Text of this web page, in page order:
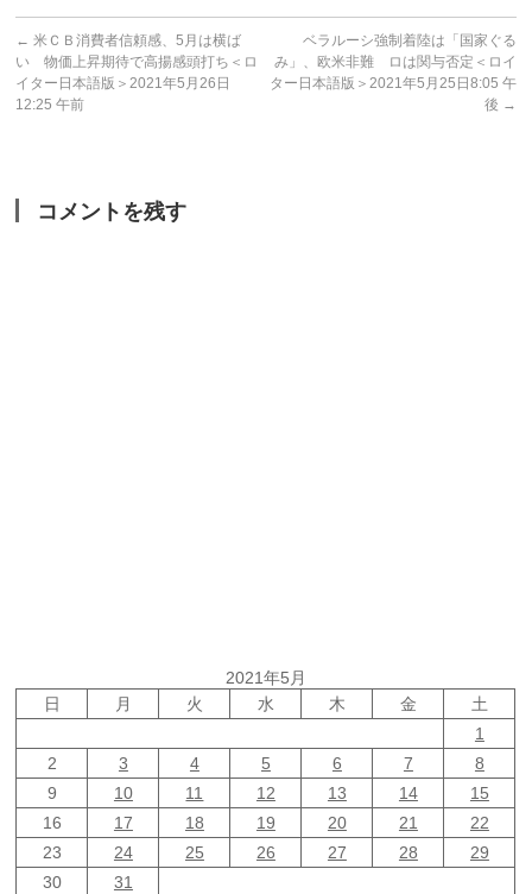
← 米ＣＢ消費者信頼感、5月は横ば
い 物価上昇期待で高揚感頭打ち＜ロ
イター日本語版＞2021年5月26日
12:25 午前
ベラルーシ強制着陸は「国家ぐる
み」、欧米非難 ロは関与否定＜ロイ
ター日本語版＞2021年5月25日8:05 午
後 →
コメントを残す
2021年5月
日
月 火 水 木 金
土
1
2
3 4 5 6 7
8
9
10 11 12 13 14
15
16
17 18 19 20 21
22
23
24 25 26 27 28
29
30
31